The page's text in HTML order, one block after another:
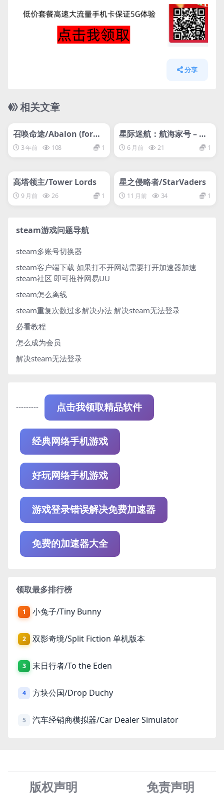
分享
相关文章
网盘下载游戏
召唤命途/Abalon (form
erly Summoners Fate)
3 年前 108 1
网盘下载游戏
星际迷航：航海家号 – 穿
越未知/Star Trek: Voyag
er – Across the Unkno
6 月前 21 1
网盘下载游戏
高塔领主/Tower Lords
9 月前 26 1
网盘下载游戏
星之侵略者/StarVaders
11 月前 34 1
steam游戏问题导航
steam多账号切换器
steam客户端下载 如果打不开网站需要打开加速器加速
steam社区 即可推荐网易UU
steam怎么离线
steam重复次数过多解决办法 解决steam无法登录
必看教程
怎么成为会员
解决steam无法登录
--------- 点击我领取精品软件
经典网络手机游戏
好玩网络手机游戏
游戏登录错误解决免费加速器
免费的加速器大全
领取最多排行榜
1 小兔子/Tiny Bunny
2 双影奇境/Split Fiction 单机版本
3 末日行者/To the Eden
4 方块公国/Drop Duchy
5 汽车经销商模拟器/Car Dealer Simulator
版权声明 免责声明